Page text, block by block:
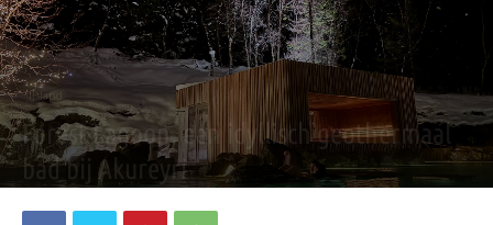
IJsland
Forest Lagoon, een idyllisch geothermaal
bad bij Akureyri